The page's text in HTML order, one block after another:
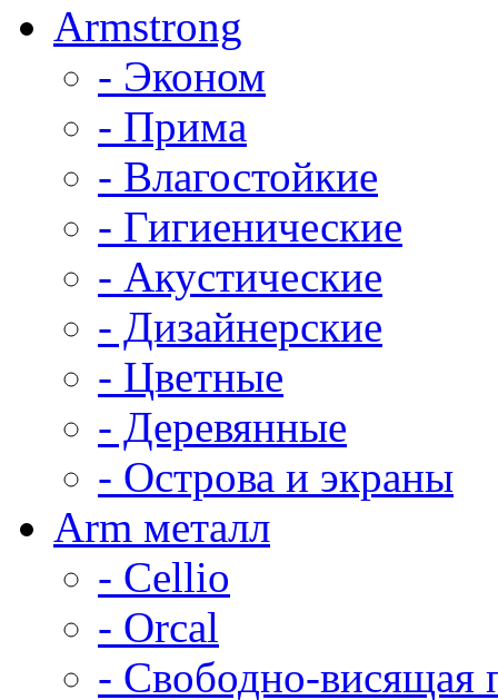
Armstrong
- Эконом
- Прима
- Влагостойкие
- Гигиенические
- Акустические
- Дизайнерские
- Цветные
- Деревянные
- Острова и экраны
Arm металл
- Cellio
- Orcal
- Свободно-висящая